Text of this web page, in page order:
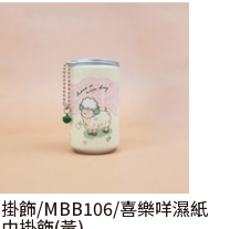
掛飾/MBB106/喜樂咩濕紙